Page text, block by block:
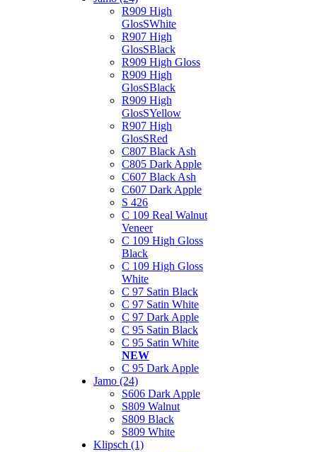
R909 High
GlosSWhite
R907 High
GlosSBlack
R909 High Gloss
R909 High
GlosSBlack
R909 High
GlosSYellow
R907 High
GlosSRed
C807 Black Ash
C805 Dark Apple
C607 Black Ash
C607 Dark Apple
S 426
C 109 Real Walnut
Veneer
C 109 High Gloss
Black
C 109 High Gloss
White
C 97 Satin Black
C 97 Satin White
C 97 Dark Apple
C 95 Satin Black
C 95 Satin White
NEW
C 95 Dark Apple
Jamo (24)
S606 Dark Apple
S809 Walnut
S809 Black
S809 White
Klipsch (1)